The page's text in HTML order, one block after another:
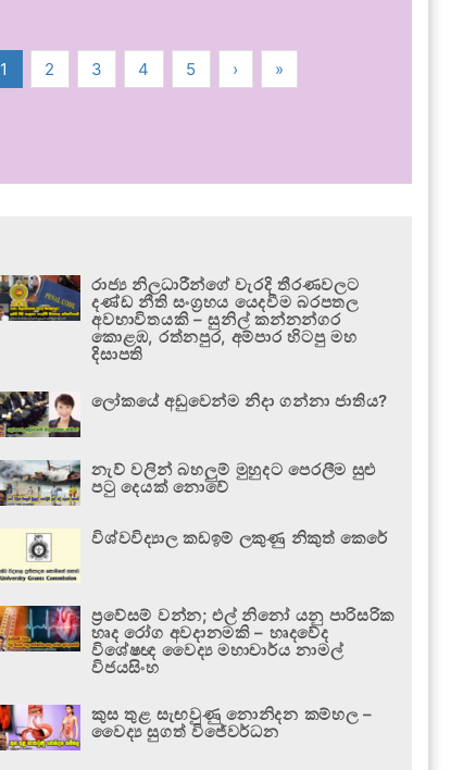
1 2 3 4 5 › »
රාජ්‍ය නිලධාරීන්ගේ වැරදි තීරණවලට
දණ්ඩ නීති සංග්‍රහය යෙදවීම බරපතල
අවභාවිතයකි – සුනිල් කන්නන්ගර
කොළඹ, රත්නපුර, අම්පාර හිටපු මහ
දිසාපති
ලෝකයේ අඩුවෙන්ම නිදා ගන්නා ජාතිය?
නැව් වලින් බහලුම් මුහුදට පෙරලීම සුළු
පටු දෙයක් නොවේ
විශ්වවිද්‍යාල කඩඉම් ලකුණු නිකුත් කෙරේ
ප්‍රවේසම් වන්න; එල් නිනෝ යනු පාරිසරික
හෘද රෝග අවදානමකි – හෘදවේද
විශේෂඥ වෛද්‍ය මහාචාර්ය නාමල්
විජයසිංහ
කුස තුළ සැඟවුණු නොනිදන කම්හල –
වෛද්‍ය සුගත් විජේවර්ධන